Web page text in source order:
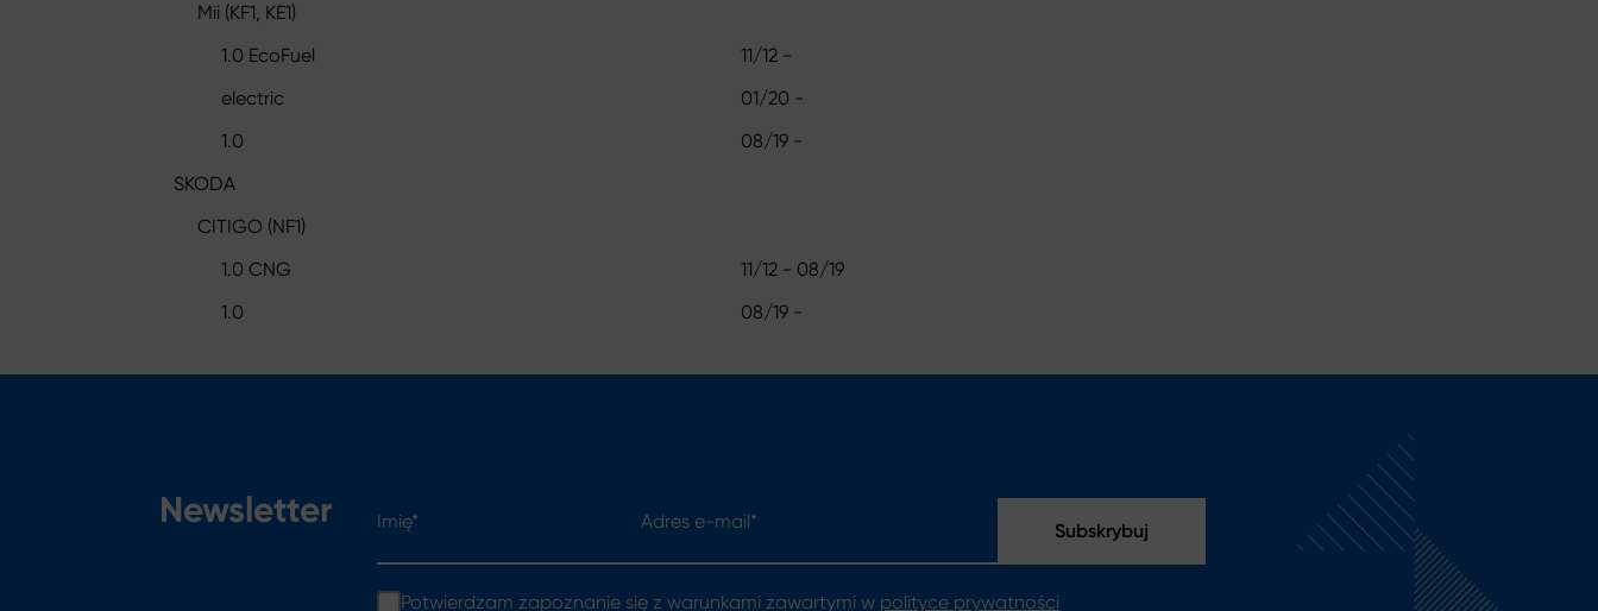
Mii (KF1, KE1)
1.0 EcoFuel
11/12 -
electric
01/20 -
1.0
08/19 -
SKODA
CITIGO (NF1)
1.0 CNG
11/12 - 08/19
1.0
08/19 -
Newsletter
Potwierdzam zapoznanie się z warunkami zawartymi w polityce prywatności